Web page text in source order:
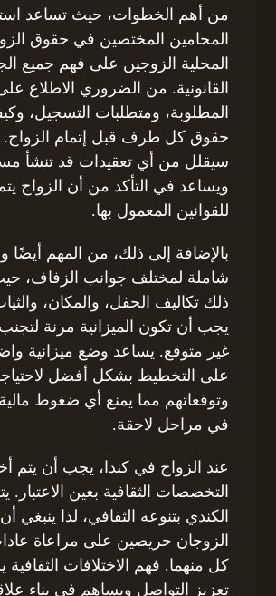
من أهم الخطوات، حيث تساعد
المحامين المختصين في حقوق
المحلية الزوجين على فهم جميع
القانونية. من الضروري الاطلاع
المطلوبة، ومتطلبات التسجيل،
حقوق كل طرف قبل إتمام الزواج.
سيقلل من أي تعقيدات قد تنشأ
ويساعد في التأكد من أن الزواج
للقوانين المعمول بها.
بالإضافة إلى ذلك، من المهم أيضًا
شاملة لمختلف جوانب الزفاف،
ذلك تكاليف الحفل، والمكان،
يجب أن تكون الميزانية مرنة
غير متوقع. يساعد وضع ميزانية
على التخطيط بشكل أفضل
وتوقعاتهم مما يمنع أي ضغوط
في مراحل لاحقة.
عند الزواج في كندا، يجب أن يتم
التخصصات الثقافية بعين الاعتبار.
الكندي بتنوعه الثقافي، لذا ينبغي
الزوجان حريصين على مراعاة
كل منهما. فهم الاختلافات
تعزيز التواصل ويساهم في بناء